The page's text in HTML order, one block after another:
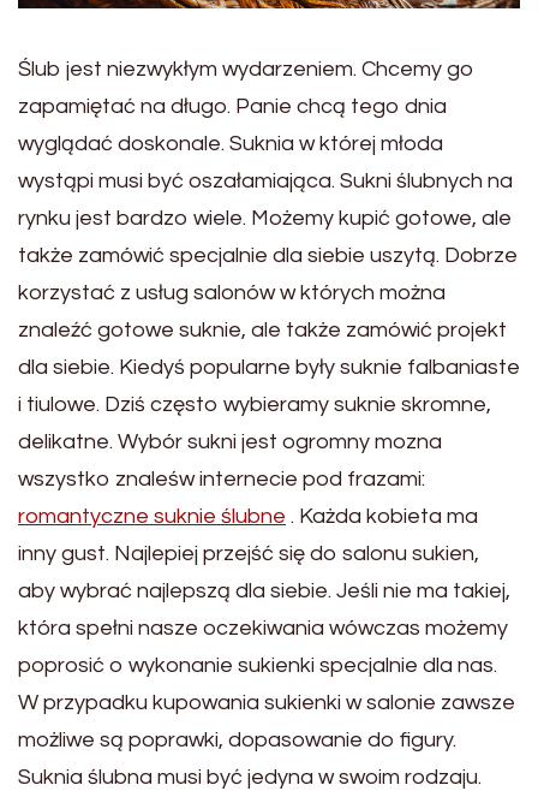
Ślub jest niezwykłym wydarzeniem. Chcemy go
zapamiętać na długo. Panie chcą tego dnia
wyglądać doskonale. Suknia w której młoda
wystąpi musi być oszałamiająca. Sukni ślubnych na
rynku jest bardzo wiele. Możemy kupić gotowe, ale
także zamówić specjalnie dla siebie uszytą. Dobrze
korzystać z usług salonów w których można
znaleźć gotowe suknie, ale także zamówić projekt
dla siebie. Kiedyś popularne były suknie falbaniaste
i tiulowe. Dziś często wybieramy suknie skromne,
delikatne. Wybór sukni jest ogromny mozna
wszystko znaleśw internecie pod frazami:
romantyczne suknie ślubne . Każda kobieta ma
inny gust. Najlepiej przejść się do salonu sukien,
aby wybrać najlepszą dla siebie. Jeśli nie ma takiej,
która spełni nasze oczekiwania wówczas możemy
poprosić o wykonanie sukienki specjalnie dla nas.
W przypadku kupowania sukienki w salonie zawsze
możliwe są poprawki, dopasowanie do figury.
Suknia ślubna musi być jedyna w swoim rodzaju.